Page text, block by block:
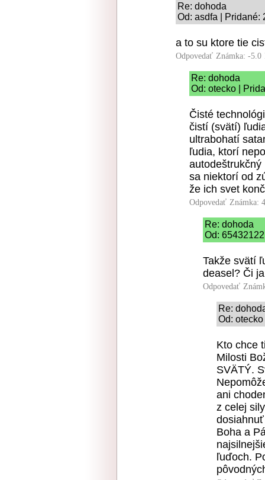
Re: dohoda
Od: asdfa | Pridané:
a to su ktore tie
Odpovedať Známka: -5.0
Re: dohoda
Od: otecko |
Čisté
čistí (svätí)
ultrabohatí
ľudia, ktorí
sa niektorí od
že ich svet
Odpovedať Známka:
Re: dohoda
Od:
Takže svätí
deasel? Či
Odpovedať
Re:
Od:
Kto chce
Milosti
SVÄTÝ.
ani
z celej
Boha a
ľuďoch.